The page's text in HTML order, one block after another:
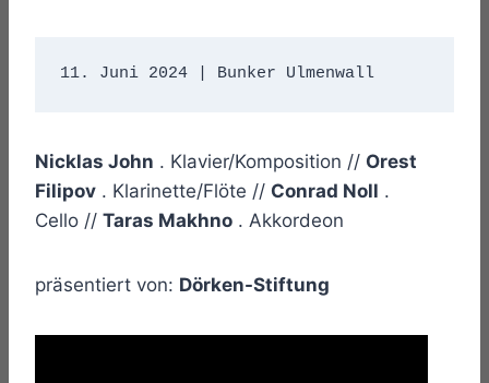
11. Juni 2024 | Bunker Ulmenwall
Nicklas John . Klavier/Komposition // Orest
Filipov . Klarinette/Flöte // Conrad Noll .
Cello // Taras Makhno . Akkordeon
präsentiert von: Dörken-Stiftung